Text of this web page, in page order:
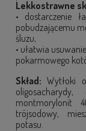
Lekkostrawne
• dostarczenie
pobudzającemu
śluzu,
• ułatwia
pokarmowego
Skład: Wytłoki
montmorylonit
trójsodowy,
potasu.